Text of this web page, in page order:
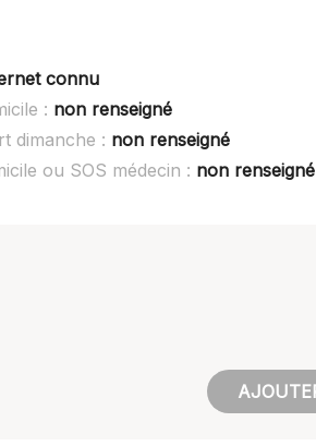
connu
: non renseigné
dimanche : non renseigné
ou SOS médecin : non renseigné